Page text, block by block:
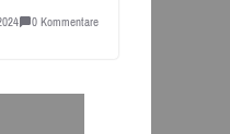
0 Kommentare